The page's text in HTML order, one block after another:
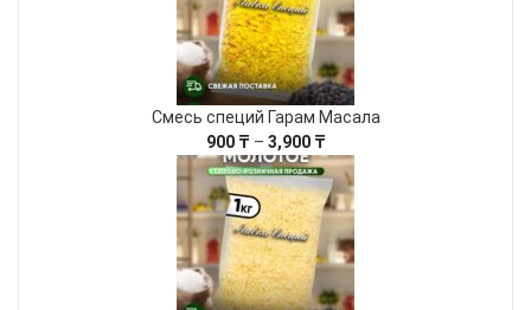
3,645 ₸
Смесь специй Гарам Масала
900 ₸ – 3,900 ₸Диапазон
цен:
900 ₸
–
3,900 ₸